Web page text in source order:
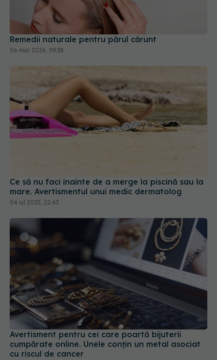
Remedii naturale pentru părul cărunt
06 mar 2026, 09:38
Avertisment pentru cei care poartă bijuterii
cumpărate online. Unele conțin un metal asociat
cu riscul de cancer
25 iul 2026, 22:00